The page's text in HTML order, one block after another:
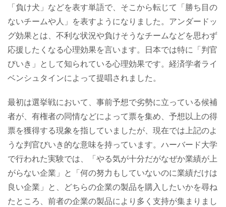
「負け犬」などを表す単語で、そこから転じて「勝ち目の
ないチームや人」を表すようになりました。アンダードッ
グ効果とは、不利な状況や負けそうなチームなどを思わず
応援したくなる心理効果を言います。日本では特に「判官
びいき」として知られている心理効果です。経済学者ライ
ベンシュタインによって提唱されました。
最初は選挙戦において、事前予想で劣勢に立っている候補
者が、有権者の同情などによって票を集め、予想以上の得
票を獲得する現象を指していましたが、現在では上記のよ
うな判官びいき的な意味を持っています。ハーバード大学
で行われた実験では、「やる気が十分だがなぜか業績が上
がらない企業」と「何の努力もしていないのに業績だけは
良い企業」と、どちらの企業の製品を購入したいかを尋ね
たところ、前者の企業の製品により多く支持が集まりまし